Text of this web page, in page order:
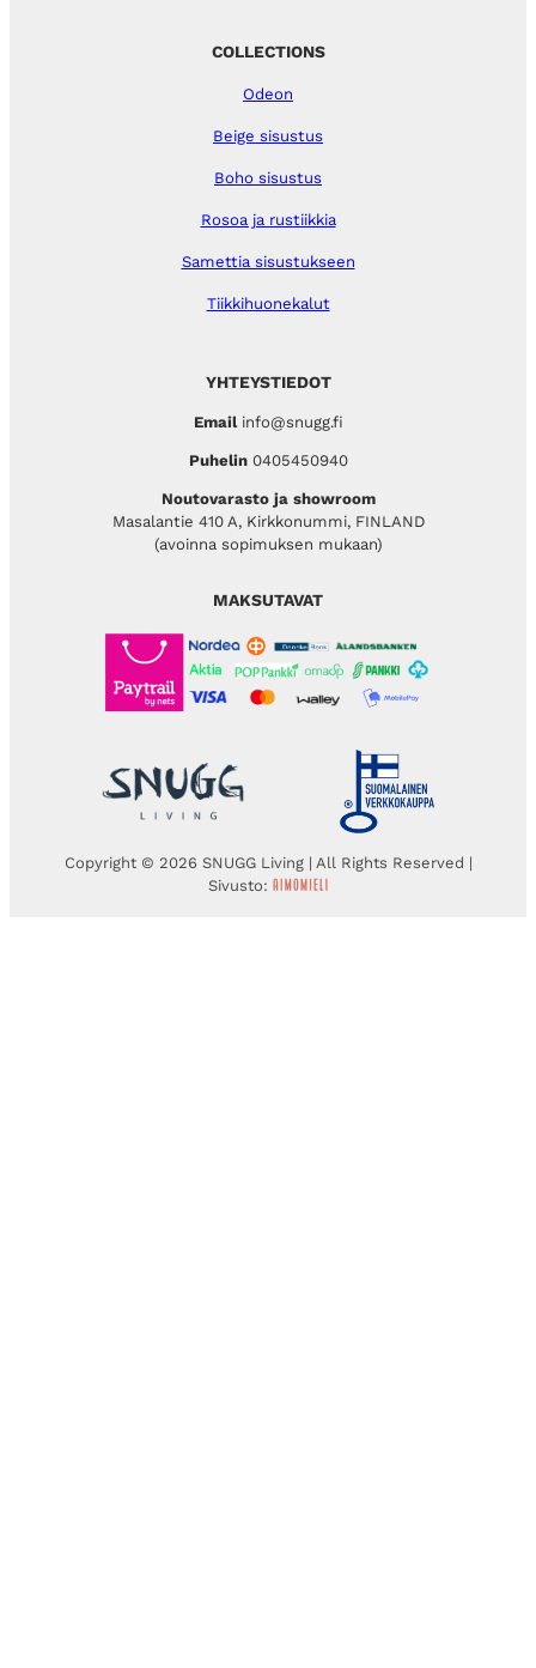
YHTEYSTIEDOT
Emailinfo@snugg.fi
Puhelin 0405450940
Noutovarasto ja showroom
Masalantie 410 A, Kirkkonummi, FINLAND
(avoinna sopimuksen mukaan)
COLLECTIONS
Odeon
Beige sisustus
Boho sisustus
Rosoa ja rustiikkia
Samettia sisustukseen
Tiikkihuonekalut
MAKSUTAVAT
Copyright © 2026 SNUGG Living | All Rights Reserved |
Sivusto: